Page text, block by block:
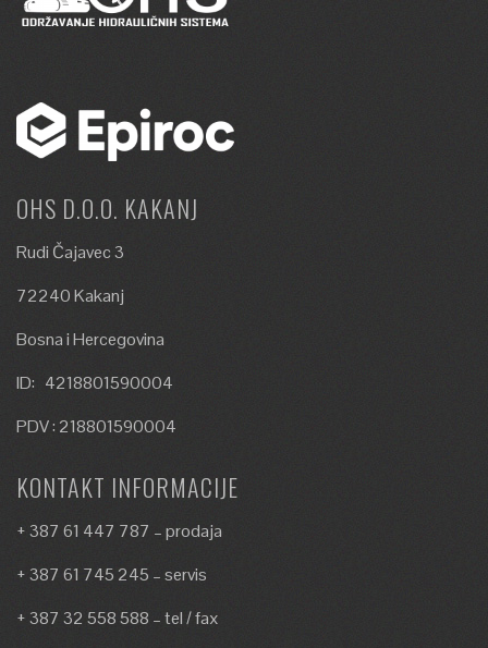
OHS D.O.O. KAKANJ
Rudi Čajavec 3
72240 Kakanj
Bosna i Hercegovina
ID: 4218801590004
PDV : 218801590004
KONTAKT INFORMACIJE
+ 387 61 447 787 – prodaja
+ 387 61 745 245 – servis
+ 387 32 558 588 – tel / fax